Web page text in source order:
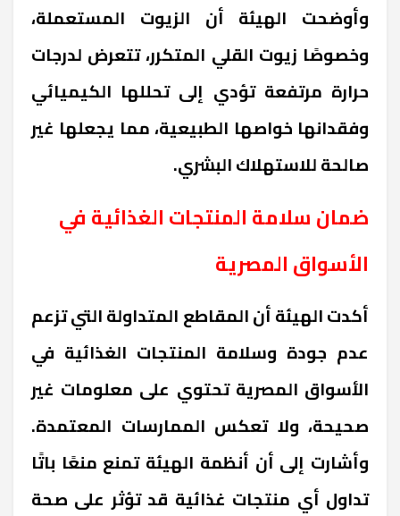
وأوضحت الهيئة أن الزيوت المستعملة،
وخصوصًا زيوت القلي المتكرر، تتعرض لدرجات
حرارة مرتفعة تؤدي إلى تحللها الكيميائي
وفقدانها خواصها الطبيعية، مما يجعلها غير
صالحة للاستهلاك البشري.
ضمان سلامة المنتجات الغذائية في
الأسواق المصرية
أكدت الهيئة أن المقاطع المتداولة التي تزعم
عدم جودة وسلامة المنتجات الغذائية في
الأسواق المصرية تحتوي على معلومات غير
صحيحة، ولا تعكس الممارسات المعتمدة.
وأشارت إلى أن أنظمة الهيئة تمنع منعًا باتًا
تداول أي منتجات غذائية قد تؤثر على صحة